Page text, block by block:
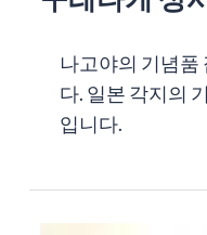
나고야의 기념품
다. 일본 각지의
입니다.